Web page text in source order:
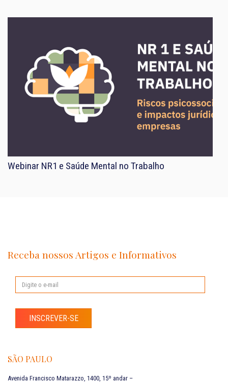
Webinar NR1 e Saúde Mental no Trabalho
Receba nossos Artigos e Informativos
INSCREVER-SE
SÃO PAULO
Avenida Francisco Matarazzo, 1400, 15º andar –